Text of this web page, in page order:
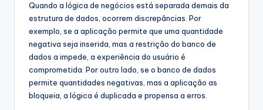
Quando a lógica de negócios está separada demais da
estrutura de dados, ocorrem discrepâncias. Por
exemplo, se a aplicação permite que uma quantidade
negativa seja inserida, mas a restrição do banco de
dados a impede, a experiência do usuário é
comprometida. Por outro lado, se o banco de dados
permite quantidades negativas, mas a aplicação as
bloqueia, a lógica é duplicada e propensa a erros.